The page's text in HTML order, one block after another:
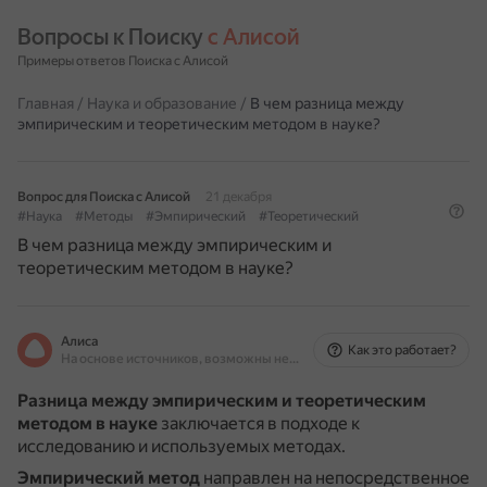
Вопросы к Поиску с Алисой
Примеры ответов Поиска с Алисой
Главная / Наука и образование / В чем разница между
эмпирическим и теоретическим методом в науке?
Вопрос для Поиска с Алисой
21 декабря
#Наука
#Методы #Эмпирический #Теоретический
В чем разница между эмпирическим и
теоретическим методом в науке?
Алиса
На основе источников, возможны неточности
Как это работает?
Разница между эмпирическим и теоретическим
методом в науке заключается в подходе к
исследованию и используемых методах.
Эмпирический метод направлен на непосредственное